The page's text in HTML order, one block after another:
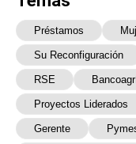
Préstamos
Su Reconfiguración
RSE
Proyectos Liderados
Gerente